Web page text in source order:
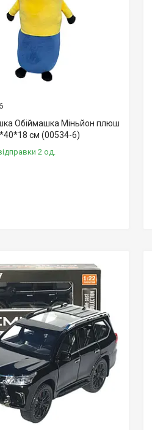
Обіймашка Міньйон плюш
см (00534-6)
2 од.